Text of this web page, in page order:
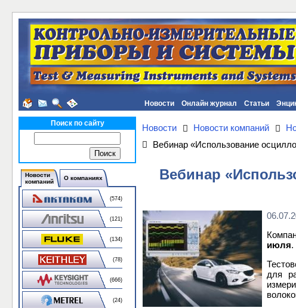
Новости Онлайн журнал Статьи
Поиск по сайту
Новости
компаний
О компаниях
(574)
(121)
(134)
(78)
(666)
(24)
Новости Новости компаний
Вебинар «Использование
Вебинар
июля.
для